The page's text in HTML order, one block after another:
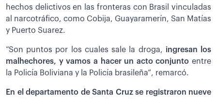
hechos delictivos en las fronteras con Brasil vinculadas
al narcotráfico, como Cobija, Guayaramerín, San Matías
y Puerto Suarez.
“Son puntos por los cuales sale la droga, ingresan los
malhechores, y vamos a hacer un acto conjunto entre
la Policía Boliviana y la Policía brasileña”, remarcó.
En el departamento de Santa Cruz se registraron nueve